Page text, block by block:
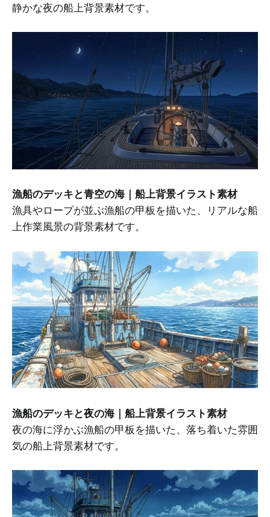
静かな夜の船上背景素材です。
漁船のデッキと青空の海｜船上背景イラスト素材
漁具やロープが並ぶ漁船の甲板を描いた、リアルな船
上作業風景の背景素材です。
漁船のデッキと夜の海｜船上背景イラスト素材
夜の海に浮かぶ漁船の甲板を描いた、落ち着いた雰囲
気の船上背景素材です。